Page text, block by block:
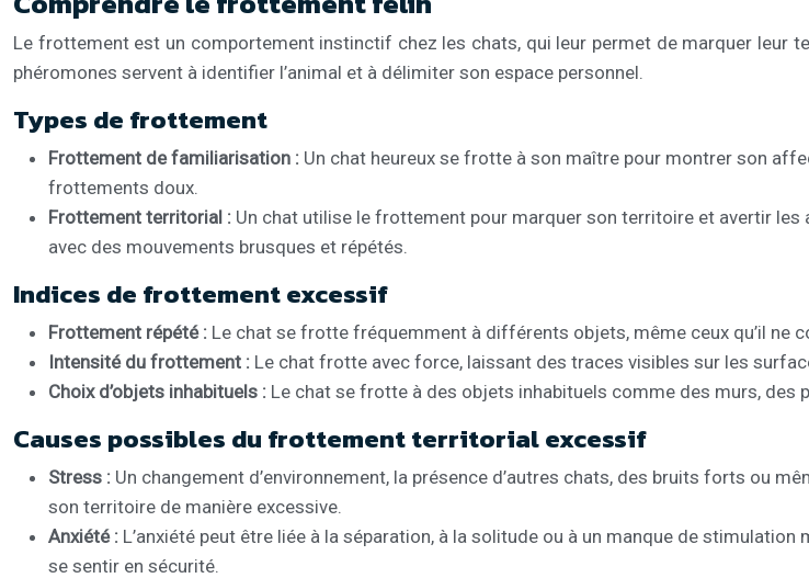
Le frottement est un comportement instinctif chez les chats, qui leur permet de marquer leur
phéromones servent à identifier l’animal et à délimiter son espace personnel.
Types de frottement
Frottement de familiarisation : Un chat heureux se frotte à son maître pour montrer son
frottements doux.
Frottement territorial : Un chat utilise le frottement pour marquer son territoire et avertir
avec des mouvements brusques et répétés.
Indices de frottement excessif
Frottement répété : Le chat se frotte fréquemment à différents objets, même ceux qu’il ne
Intensité du frottement : Le chat frotte avec force, laissant des traces visibles sur les
Choix d’objets inhabituels : Le chat se frotte à des objets inhabituels comme des murs, des
Causes possibles du frottement territorial excessif
Stress : Un changement d’environnement, la présence d’autres chats, des bruits forts ou
son territoire de manière excessive.
Anxiété : L’anxiété peut être liée à la séparation, à la solitude ou à un manque de
se sentir en sécurité.